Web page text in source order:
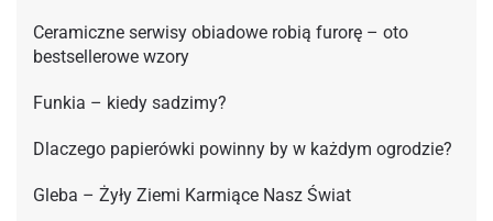
Ceramiczne serwisy obiadowe robią furorę – oto
bestsellerowe wzory
Funkia – kiedy sadzimy?
Dlaczego papierówki powinny by w każdym ogrodzie?
Gleba – Żyły Ziemi Karmiące Nasz Świat